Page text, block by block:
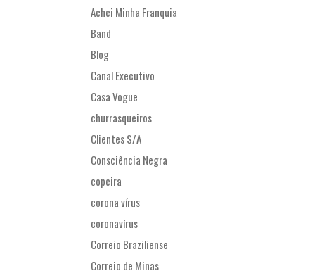
Achei Minha Franquia
Band
Blog
Canal Executivo
Casa Vogue
churrasqueiros
Clientes S/A
Consciência Negra
copeira
corona vírus
coronavírus
Correio Braziliense
Correio de Minas